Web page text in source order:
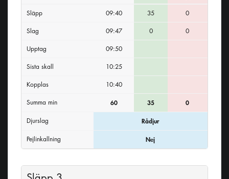
Släpp 09:40 35 0
Slag 09:47 0 0
Upptag 09:50
Sista skall 10:25
Kopplas 10:40
Summa min 60 35 0
Djurslag Rådjur
Pejlinkallning Nej